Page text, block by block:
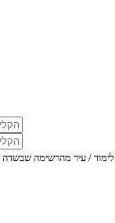
לימוד / עיר מהרשימה